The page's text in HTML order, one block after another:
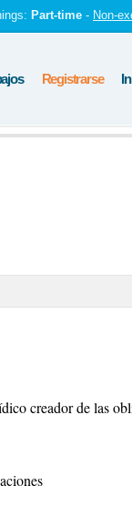
Part-time - Non-
Registrarse
creador de las